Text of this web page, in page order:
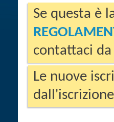
Se questa è
contattaci
Le nuove